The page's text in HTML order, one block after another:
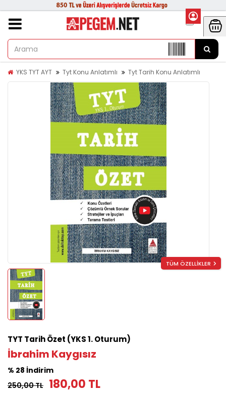
YKS TYT AYT Tyt Konu Anlatımlı Tyt Tarih Konu Anlatımlı
TÜM ÖZELLİKLER
TYT Tarih Özet (YKS 1. Oturum)
İbrahim Kaygısız
% 28 İndirim
250,00 TL 180,00 TL